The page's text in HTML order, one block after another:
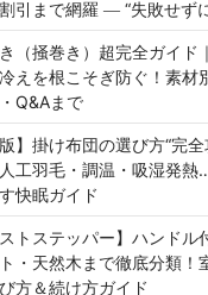
引まで網羅 ― “失敗せず
（掻巻き）超完全ガイド
えを根こそぎ防ぐ！素材
Q&Aまで
版】掛け布団の選び方“完
工羽毛・調温・吸湿発熱
快眠ガイド
ストステッパー】ハンドル
・天然木まで徹底分類！
方＆続け方ガイド